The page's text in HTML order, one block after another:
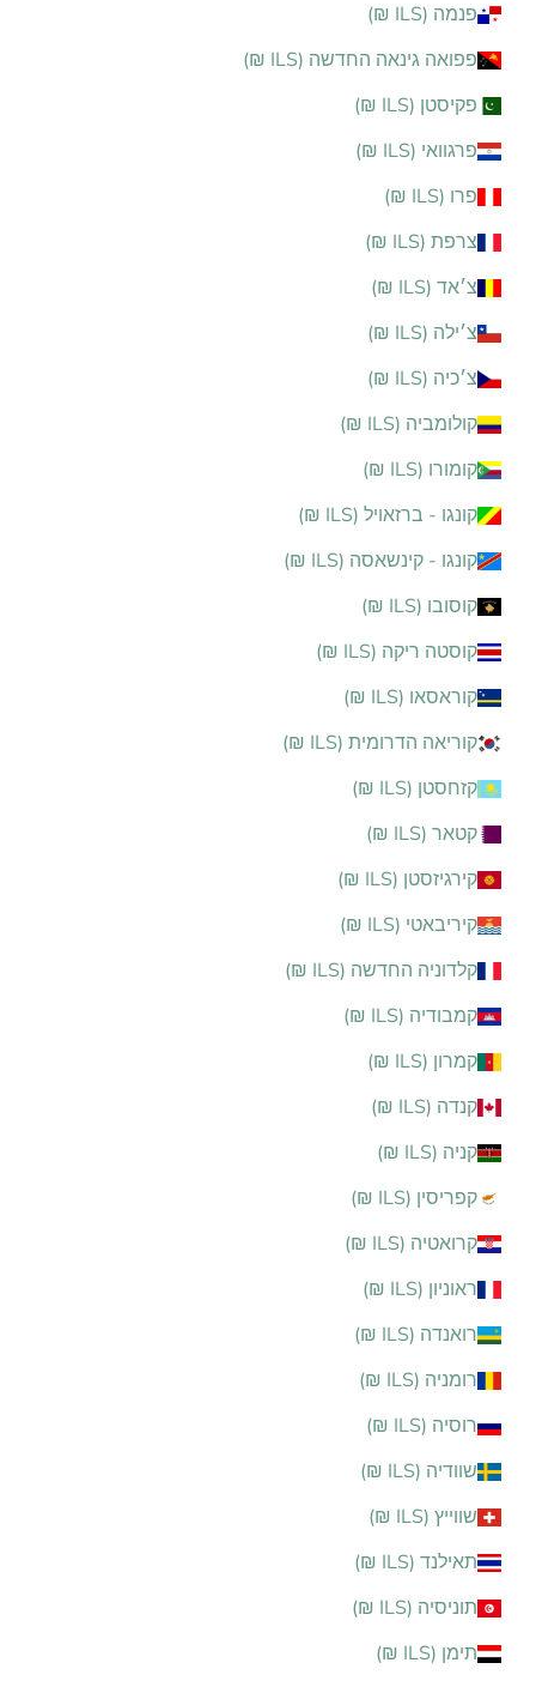
פנמה (ILS ₪)
פפואה גינאה החדשה (ILS ₪)
פקיסטן (ILS ₪)
פרגוואי (ILS ₪)
פרו (ILS ₪)
צרפת (ILS ₪)
צ׳אד (ILS ₪)
צ׳ילה (ILS ₪)
צ׳כיה (ILS ₪)
קולומביה (ILS ₪)
קומורו (ILS ₪)
קונגו - ברזאויל (ILS ₪)
קונגו - קינשאסה (ILS ₪)
קוסובו (ILS ₪)
קוסטה ריקה (ILS ₪)
קוראסאו (ILS ₪)
קוריאה הדרומית (ILS ₪)
קזחסטן (ILS ₪)
קטאר (ILS ₪)
קירגיזסטן (ILS ₪)
קיריבאטי (ILS ₪)
קלדוניה החדשה (ILS ₪)
קמבודיה (ILS ₪)
קמרון (ILS ₪)
קנדה (ILS ₪)
קניה (ILS ₪)
קפריסין (ILS ₪)
קרואטיה (ILS ₪)
ראוניון (ILS ₪)
רואנדה (ILS ₪)
רומניה (ILS ₪)
רוסיה (ILS ₪)
שוודיה (ILS ₪)
שווייץ (ILS ₪)
תאילנד (ILS ₪)
תוניסיה (ILS ₪)
תימן (ILS ₪)